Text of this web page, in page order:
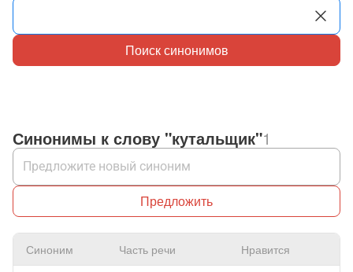
Поиск синонимов
Синонимы к слову "кутальщик"1
Предложить
Синоним Часть речи Нравится